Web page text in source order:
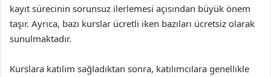
kayıt sürecinin sorunsuz ilerlemesi açısından büyük önem
taşır. Ayrıca, bazı kurslar ücretli iken bazıları ücretsiz olarak
sunulmaktadır.
Kurslara katılım sağladıktan sonra, katılımcılara genellikle